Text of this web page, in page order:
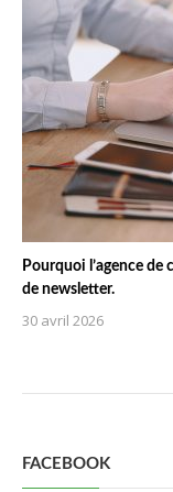
Pourquoi l’agence
de newsletter.
30 avril 2026
FACEBOOK